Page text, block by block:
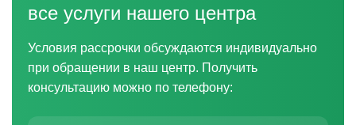
все услуги нашего центра
Условия рассрочки обсуждаются индивидуально
при обращении в наш центр. Получить
консультацию можно по телефону: